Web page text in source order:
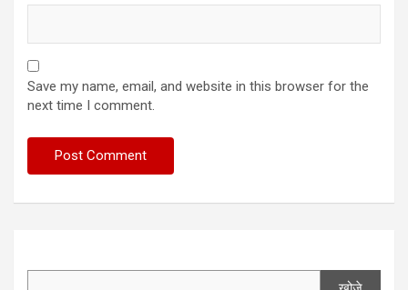
Save my name, email, and website in this browser for the
next time I comment.